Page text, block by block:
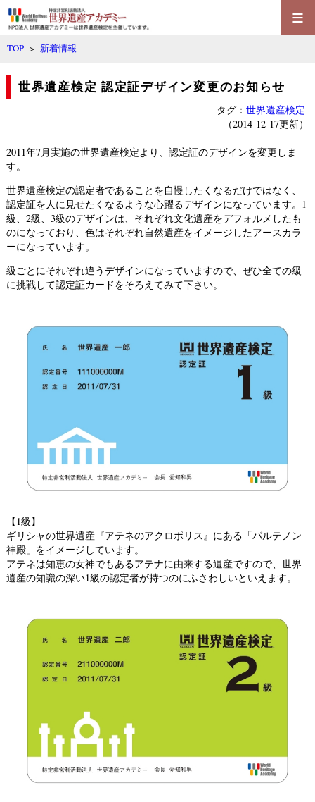
≡
TOP > 新着情報
世界遺産検定 認定証デザイン変更のお知らせ
タグ： 世界遺産検定
（2014-12-17更新）
2011年7月実施の世界遺産検定より、認定証のデザインを変更しま
す。
世界遺産検定の認定者であることを自慢したくなるだけではなく、
認定証を人に見せたくなるような心躍るデザインになっています。1
級、2級、3級のデザインは、それぞれ文化遺産をデフォルメしたも
のになっており、色はそれぞれ自然遺産をイメージしたアースカラ
ーになっています。
級ごとにそれぞれ違うデザインになっていますので、ぜひ全ての級
に挑戦して認定証カードをそろえてみて下さい。
【1級】
ギリシャの世界遺産『アテネのアクロポリス』にある「パルテノン
神殿」をイメージしています。
アテネは知恵の女神でもあるアテナに由来する遺産ですので、世界
遺産の知識の深い1級の認定者が持つのにふさわしいといえます。